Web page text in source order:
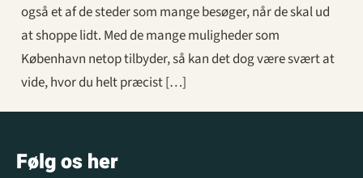
også et af de steder som mange besøger, når de skal ud
at shoppe lidt. Med de mange muligheder som
København netop tilbyder, så kan det dog være svært at
vide, hvor du helt præcist […]
Følg os her